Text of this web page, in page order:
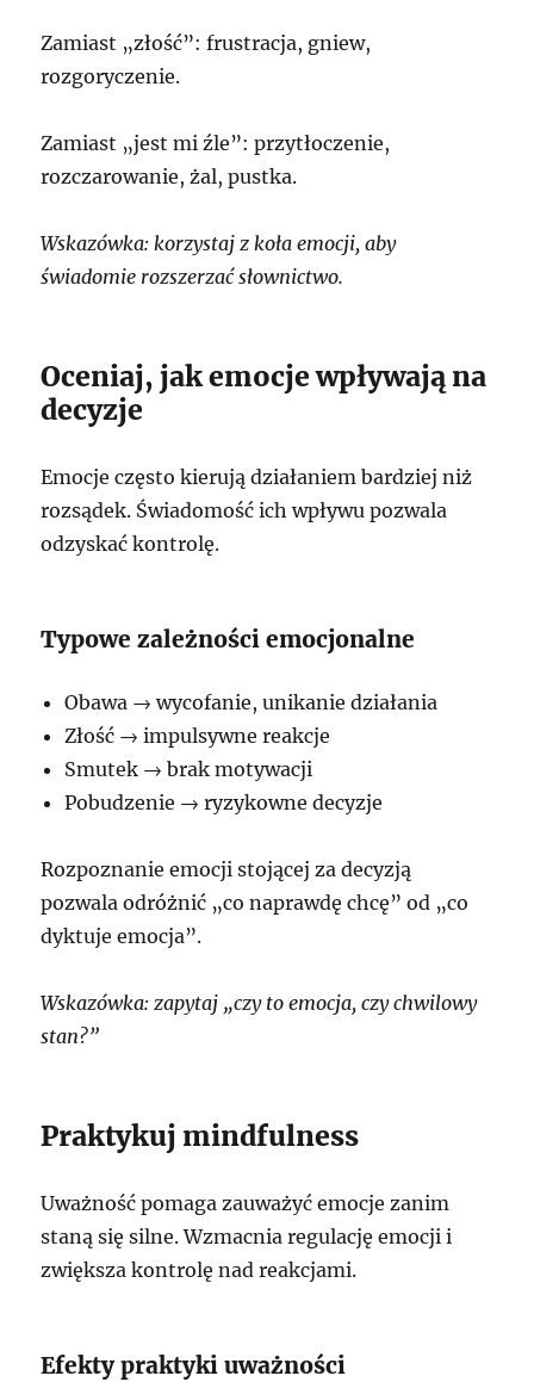
Zamiast „złość”: frustracja, gniew,
rozgoryczenie.
Zamiast „jest mi źle”: przytłoczenie,
rozczarowanie, żal, pustka.
Wskazówka: korzystaj z koła emocji, aby
świadomie rozszerzać słownictwo.
Oceniaj, jak emocje wpływają na
decyzje
Emocje często kierują działaniem bardziej niż
rozsądek. Świadomość ich wpływu pozwala
odzyskać kontrolę.
Typowe zależności emocjonalne
Obawa → wycofanie, unikanie działania
Złość → impulsywne reakcje
Smutek → brak motywacji
Pobudzenie → ryzykowne decyzje
Rozpoznanie emocji stojącej za decyzją
pozwala odróżnić „co naprawdę chcę” od „co
dyktuje emocja”.
Wskazówka: zapytaj „czy to emocja, czy chwilowy
stan?”
Praktykuj mindfulness
Uważność pomaga zauważyć emocje zanim
staną się silne. Wzmacnia regulację emocji i
zwiększa kontrolę nad reakcjami.
Efekty praktyki uważności